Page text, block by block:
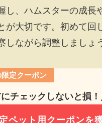
し、ハムスターの成長
が大切です。初めて回
しながら調整しましょ
定クーポン
チェックしないと損！
ペット用クーポンを